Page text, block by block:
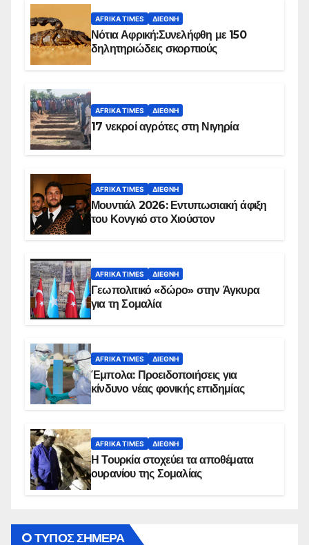
AFRIKA TIMES ΔΙΕΘΝΉ
Νότια Αφρική:Συνελήφθη με 150
δηλητηριώδεις σκορπιούς
AFRIKA TIMES ΔΙΕΘΝΉ
17 νεκροί αγρότες στη Νιγηρία
AFRIKA TIMES ΔΙΕΘΝΉ
Μουντιάλ 2026: Εντυπωσιακή άφιξη
του Κονγκό στο Χιούστον
AFRIKA TIMES ΔΙΕΘΝΉ
Γεωπολιτικό «δώρο» στην Άγκυρα
για τη Σομαλία
AFRIKA TIMES ΔΙΕΘΝΉ
Έμπολα: Προειδοποιήσεις για
κίνδυνο νέας φονικής επιδημίας
AFRIKA TIMES ΔΙΕΘΝΉ
Η Τουρκία στοχεύει τα αποθέματα
ουρανίου της Σομαλίας
O ΤΥΠΟΣ ΣΗΜΕΡΑ